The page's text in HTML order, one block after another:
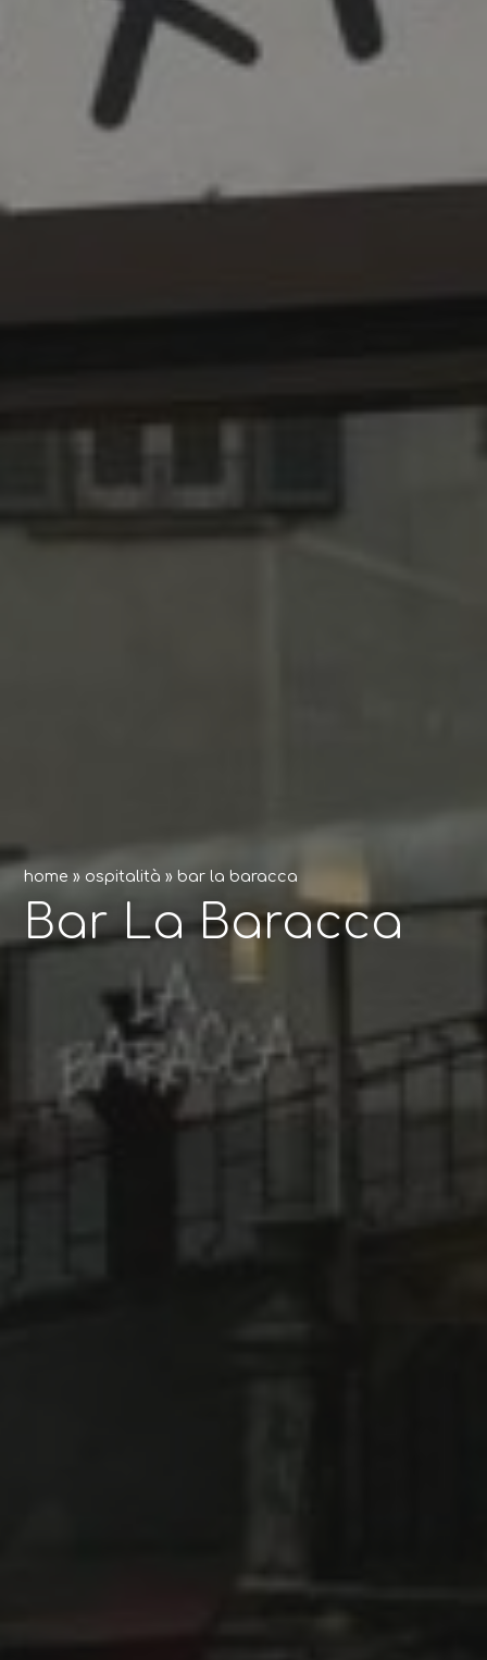
home » ospitalità »bar la baracca
Bar La Baracca